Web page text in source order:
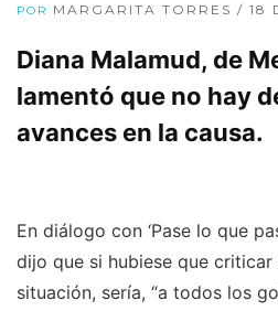
POR MARGARITA TORRES / 18
Diana Malamud, de
lamentó que no hay
avances en la causa.
En diálogo con ‘Pase lo que
dijo que si hubiese que
situación, sería, “a todos los